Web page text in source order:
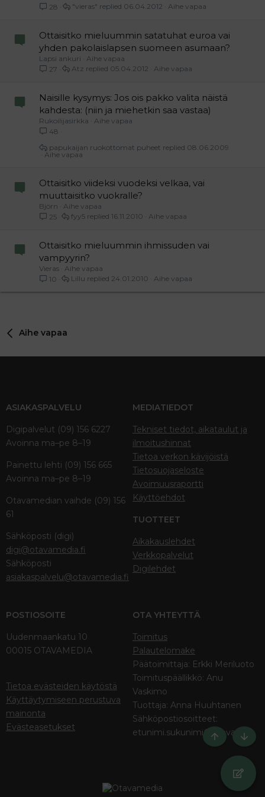
28
Aihe vapaa
06.04.2012
"vieras"
Ottaisitko mieluummin satatuhat euroa vai
yhden pakolaislapsen suomeen asumaan?
Lapsi ankuri
Aihe vapaa
27
Aihe vapaa
05.04.2012
Atz
Naisille kysymys: Jos ois pakko valita näistä
kahdesta: (niin ja miehetkin saa vastaa)
Rukoilijasirkka
Aihe vapaa
48
Aihe vapaa
08.06.2009
papukaijan ruokottomat puheet
Ottaisitko viideksi vuodeksi velkaa, vai
muuttaisitko vuokralle?
Björn
Aihe vapaa
25
Aihe vapaa
16.11.2010
fyy5
Ottaisitko mieluummin ihmissuden vai
vampyyrin?
Vieras Aihe vapaa
10
Aihe vapaa
24.01.2010
Lillu
Aihe vapaa
ASIAKASPALVELU
Digipalvelut (09) 156 6227
Avoinna ma–pe 8–19
Painettu lehti (09) 156 665
Avoinna ma–pe 8–19
Otavamedian vaihde (09) 156
61
Sähköposti (digi)
digi@otavamedia.fi
Sähköposti
asiakaspalvelu@otavamedia.fi
MEDIATIEDOT
Tekniset tiedot, aikataulut ja
ilmoitushinnat
Tietoa verkon kävijöistä
Tietosuojaseloste
Avoimuusraportti
Käyttöehdot
TUOTTEET
Aikakauslehdet
Verkkopalvelut
Digilehdet
POSTIOSOITE
Uudenmaankatu 10
00015 OTAVAMEDIA
Tietoa evästeiden käytöstä
Käyttäytymiseen perustuva
mainonta
Evästeasetukset
OTA YHTEYTTÄ
Toimitus
Palautelomake
Päätoimittaja: Erkki Meriluoto
Toimituspäällikkö: Anu
Vaskimo
Tuottaja: Anna Huuhtanen
Sähköpostiosoitteet:
etunimi.sukunimi@otava.fi
Ylös